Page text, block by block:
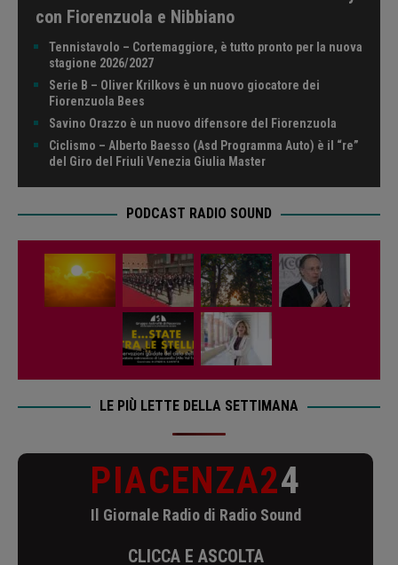
con Fiorenzuola e Nibbiano
Tennistavolo – Cortemaggiore, è tutto pronto per la nuova
stagione 2026/2027
Serie B – Oliver Krilkovs è un nuovo giocatore dei
Fiorenzuola Bees
Savino Orazzo è un nuovo difensore del Fiorenzuola
Ciclismo – Alberto Baesso (Asd Programma Auto) è il “re”
del Giro del Friuli Venezia Giulia Master
PODCAST RADIO SOUND
LE PIÙ LETTE DELLA SETTIMANA
PIACENZA24
Il Giornale Radio di Radio Sound
CLICCA E ASCOLTA